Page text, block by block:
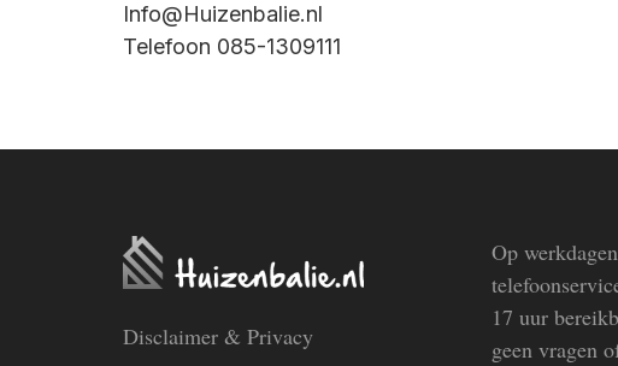
Info@Huizenbalie.nl
Telefoon 085-1309111
Disclaimer & Privacy
Op
17 uur
geen vragen